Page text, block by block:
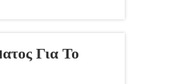
Για Το